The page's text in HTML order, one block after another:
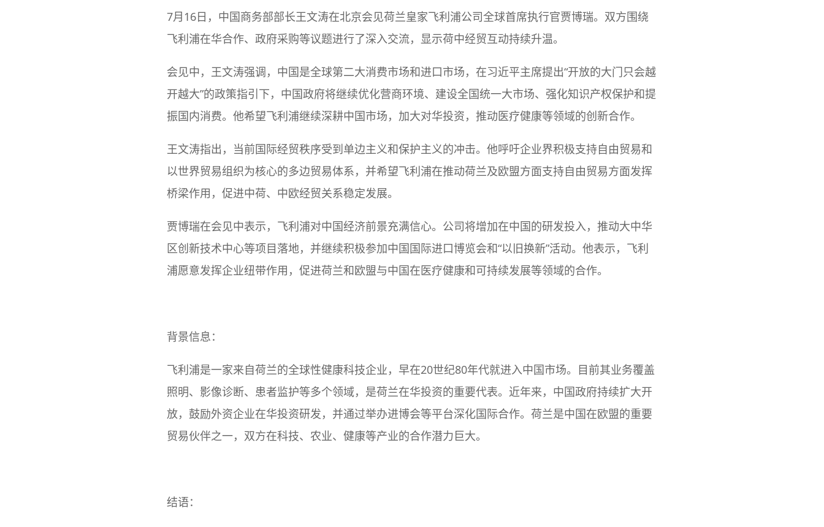
7月16日，中国商务部部长王文涛在北京会见荷兰皇家飞利浦公司全球首席执行官贾博瑞。双方围绕
飞利浦在华合作、政府采购等议题进行了深入交流，显示荷中经贸互动持续升温。
会见中，王文涛强调，中国是全球第二大消费市场和进口市场，在习近平主席提出“开放的大门只会越
开越大”的政策指引下，中国政府将继续优化营商环境、建设全国统一大市场、强化知识产权保护和提
振国内消费。他希望飞利浦继续深耕中国市场，加大对华投资，推动医疗健康等领域的创新合作。
王文涛指出，当前国际经贸秩序受到单边主义和保护主义的冲击。他呼吁企业界积极支持自由贸易和
以世界贸易组织为核心的多边贸易体系，并希望飞利浦在推动荷兰及欧盟方面支持自由贸易方面发挥
桥梁作用，促进中荷、中欧经贸关系稳定发展。
贾博瑞在会见中表示，飞利浦对中国经济前景充满信心。公司将增加在中国的研发投入，推动大中华
区创新技术中心等项目落地，并继续积极参加中国国际进口博览会和“以旧换新”活动。他表示，飞利
浦愿意发挥企业纽带作用，促进荷兰和欧盟与中国在医疗健康和可持续发展等领域的合作。
背景信息：
飞利浦是一家来自荷兰的全球性健康科技企业，早在20世纪80年代就进入中国市场。目前其业务覆盖
照明、影像诊断、患者监护等多个领域，是荷兰在华投资的重要代表。近年来，中国政府持续扩大开
放，鼓励外资企业在华投资研发，并通过举办进博会等平台深化国际合作。荷兰是中国在欧盟的重要
贸易伙伴之一，双方在科技、农业、健康等产业的合作潜力巨大。
结语：